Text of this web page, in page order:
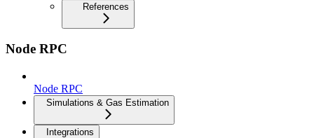
References
Node RPC
Node RPC
Simulations & Gas Estimation
Integrations